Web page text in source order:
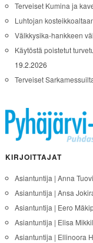
Terveiset Kumina ja
Luhtojan
Välkkysika-hankkeen
Käytöstä poistetut
19.2.2026
Terveiset
KIRJOITTAJAT
Asiantuntija | Anna
Asiantuntija | Ansa
Asiantuntija | Eero
Asiantuntija | Elisa
Asiantuntija | Ellinoora